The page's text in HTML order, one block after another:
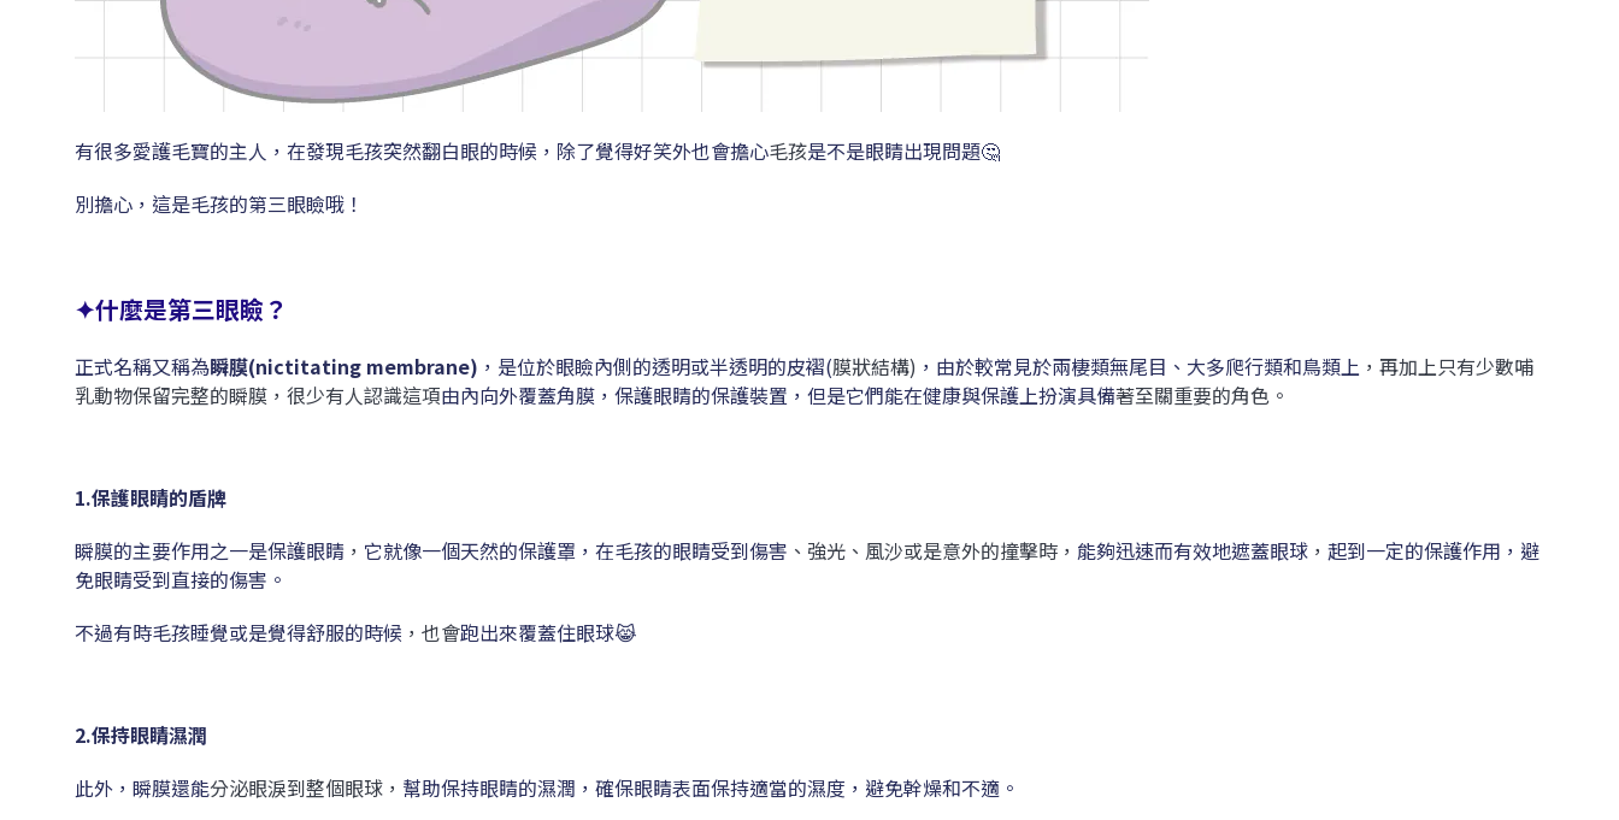
有很多愛護毛寶的主人，在發現毛孩突然翻白眼的時候，除了覺得好笑外也會擔心毛孩是不是眼睛出現問題🤔
別擔心，這是毛孩的第三眼瞼哦！
✦什麼是第三眼瞼？
正式名稱又稱為瞬膜(nictitating membrane) ，是位於眼瞼內側的透明或半透明的皮褶(膜狀結構) ，由於較常見於兩棲類無尾目、大多爬行類和鳥類上 ，再加上只有少數哺
乳動物保留完整的瞬膜，很少有人認識這項由內向外覆蓋角膜，保護眼睛的保護裝置，但是它們能在健康與保護上扮演具備著至關重要的角色。
1.保護眼睛的盾牌
瞬膜的主要作用之一是保護眼睛 ， 它就像一個天然的保護罩，在毛孩的眼睛受到傷害 、強光、風沙或是意外的撞擊時， 能夠迅速而有效地遮蓋眼球 ， 起到一定的保護作用，避
免眼睛受到直接的傷害。
不過有時毛孩睡覺或是覺得舒服的時候 ，也會跑出來覆蓋住眼球😹
2.保持眼睛濕潤
此外，瞬膜還能分泌眼淚到整個眼球， 幫助保持眼睛的濕潤，確保眼睛表面保持適當的濕度，避免幹燥和不適。